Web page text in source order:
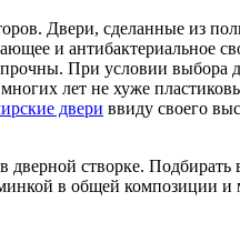
Двери, сделанные из
и антибактериальное
При условии выбора
лет не хуже
двери ввиду своего
створке.
в общей композиции и